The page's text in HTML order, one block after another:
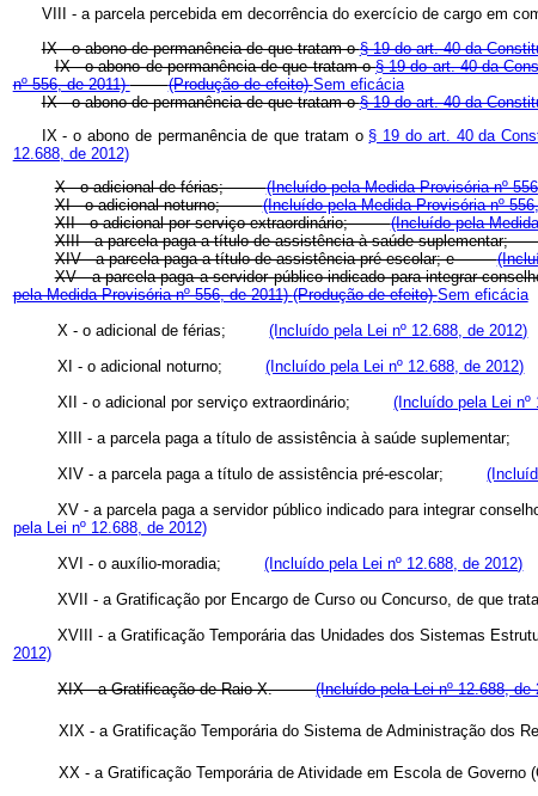
VIII - a parcela percebida em decorrência do exercício de cargo
IX - o abono de permanência de que tratam o§ 19 do art. 40 da
IX - o abono de permanência de que tratam o§ 19 do art. 40 da
nº 556, de 2011)
(Produção de efeito)Sem eficácia
IX - o abono de permanência de que tratam o§ 19 do art. 40 da
IX - o abono de permanência de que tratam o § 19 do art. 40 da
12.688, de 2012)
X - o adicional de férias;(Incluído pela Medida Provisória nº
XI - o adicional noturno;(Incluído pela Medida Provisória nº
XII - o adicional por serviço extraordinário;(Incluído pela
XIII - a parcela paga a título de assistência à saúde
XIV - a parcela paga a título de assistência pré-escolar; e
XV - a parcela paga a servidor público indicado para integrar
pela Medida Provisória nº 556, de 2011)(Produção de efeito)Sem eficácia
X - o adicional de férias;(Incluído pela Lei nº 12.688, de 2012)
XI - o adicional noturno;(Incluído pela Lei nº 12.688, de 2012)
XII - o adicional por serviço extraordinário;(Incluído pela Lei nº
XIII - a parcela paga a título de assistência à saúde
XIV - a parcela paga a título de assistência pré-escolar;
XV - a parcela paga a servidor público indicado para integrar
pela Lei nº 12.688, de 2012)
XVI - o auxílio-moradia;(Incluído pela Lei nº 12.688, de 2012)
XVII - a Gratificação por Encargo de Curso ou Concurso, de que
XVIII - a Gratificação Temporária das Unidades dos Sistemas
2012)
XIX - a Gratificação de Raio X.(Incluído pela Lei nº 12.688, de
XIX - a Gratificação Temporária do Sistema de Administração dos
XX - a Gratificação Temporária de Atividade em Escola de Governo